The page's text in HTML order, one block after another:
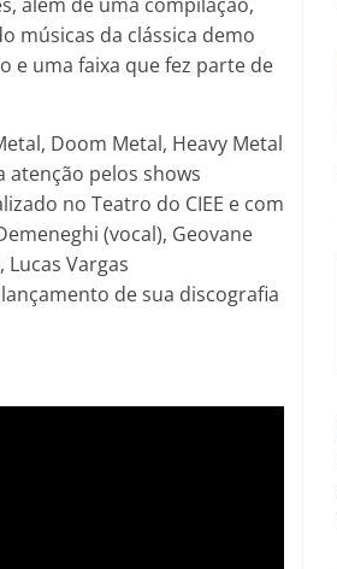
músicas da clássica demo
e uma faixa que fez parte de
Doom Metal, Heavy Metal
pelos shows
no Teatro do CIEE e com
(vocal), Geovane
Vargas
de sua discografia